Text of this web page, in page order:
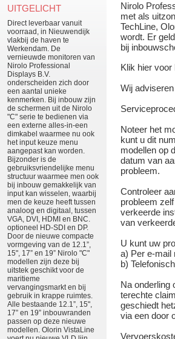
UITGELICHT
Direct leverbaar vanuit
voorraad, in Nieuwendijk
vlakbij de haven te
Werkendam. De
vernieuwde monitoren van
Nirolo Professional
Displays B.V.
onderscheiden zich door
een aantal unieke
kenmerken. Bij inbouw zijn
de schermen uit de Nirolo
"C" serie te bedienen via
een externe alles-in-een
dimkabel waarmee nu ook
het input keuze menu
aangepast kan worden.
Bijzonder is de
gebruiksvriendelijke menu
structuur waarmee men ook
bij inbouw gemakkelijk van
input kan wisselen, waarbij
men de keuze heeft tussen
analoog en digitaal, tussen
VGA, DVI, HDMI en BNC.
optioneel HD-SDI en DP.
Door de nieuwe compacte
vormgeving van de 12.1”,
15", 17” en 19” Nirolo "C"
modellen zijn deze bij
uitstek geschikt voor de
maritieme
vervangingsmarkt en bij
gebruik in krappe ruimtes.
Alle bestaande 12.1”, 15",
17” en 19” inbouwranden
passen op deze nieuwe
modellen. Olorin VistaLine
Nirolo
met als
TechLine,
wordt. Er
bij
Klik hier
Wij
Noteer het
kunt u dit
modellen op
datum van
probleem.
Controleer
probleem
verkeerde
van
U kunt uw
a) Per e-mail
b)
Na onderling
terechte
geschiedt
via een door